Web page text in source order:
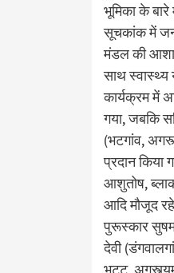
भूमिका के
सूचकांक में
मंडल की
साथ स्वास्थ्य
कार्यक्रम में
गया, जबकि
(भटगांव,
प्रदान किया
आशुतोष, ब्लाक
आदि मौजूद
पुरूस्कार
देवी